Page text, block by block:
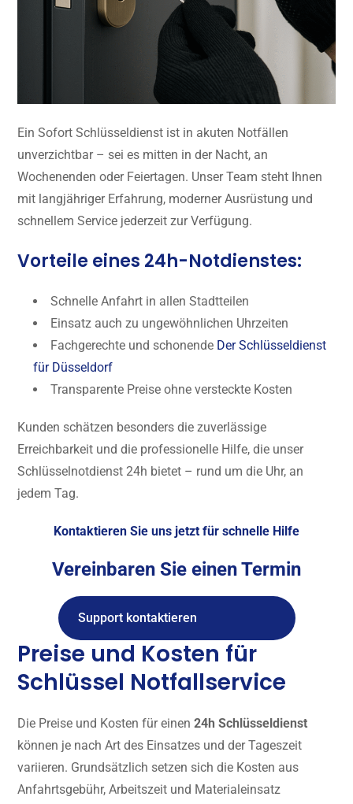
Ein Sofort Schlüsseldienst ist in akuten Notfällen
unverzichtbar – sei es mitten in der Nacht, an
Wochenenden oder Feiertagen. Unser Team steht Ihnen
mit langjähriger Erfahrung, moderner Ausrüstung und
schnellem Service jederzeit zur Verfügung.
Vorteile eines 24h-Notdienstes:
Schnelle Anfahrt in allen Stadtteilen
Einsatz auch zu ungewöhnlichen Uhrzeiten
Fachgerechte und schonende Der Schlüsseldienst
für Düsseldorf
Transparente Preise ohne versteckte Kosten
Kunden schätzen besonders die zuverlässige
Erreichbarkeit und die professionelle Hilfe, die unser
Schlüsselnotdienst 24h bietet – rund um die Uhr, an
jedem Tag.
Kontaktieren Sie uns jetzt für schnelle Hilfe
Vereinbaren Sie einen Termin
Support kontaktieren
Preise und Kosten für
Schlüssel Notfallservice
Die Preise und Kosten für einen 24h Schlüsseldienst
können je nach Art des Einsatzes und der Tageszeit
variieren. Grundsätzlich setzen sich die Kosten aus
Anfahrtsgebühr, Arbeitszeit und Materialeinsatz